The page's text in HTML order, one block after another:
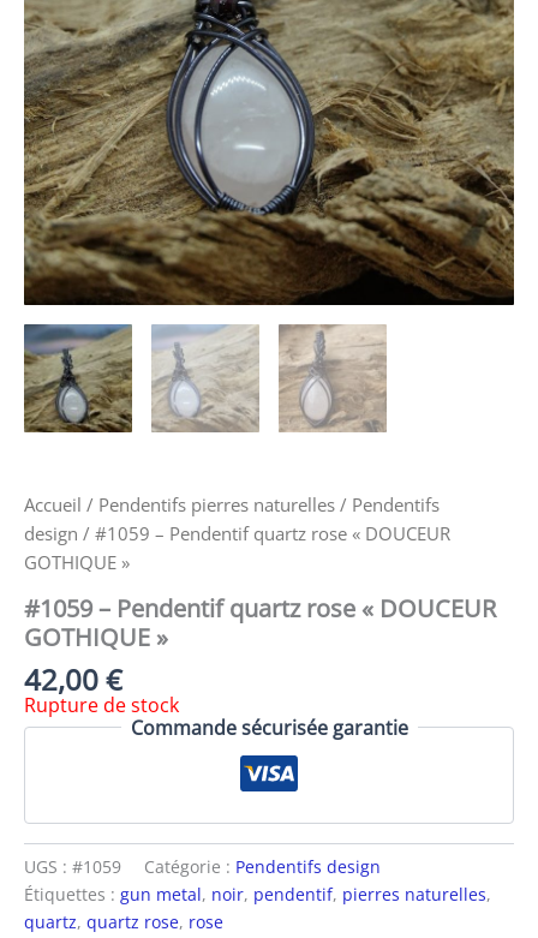
Accueil / Pendentifs pierres naturelles / Pendentifs
design / #1059 – Pendentif quartz rose « DOUCEUR
GOTHIQUE »
#1059 – Pendentif quartz rose « DOUCEUR
GOTHIQUE »
42,00€
Rupture de stock
Commande sécurisée garantie
UGS : #1059 Catégorie : Pendentifs design
Étiquettes : gun metal, noir, pendentif, pierres naturelles,
quartz, quartz rose, rose